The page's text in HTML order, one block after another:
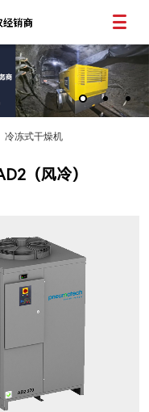
冷冻式干燥机
（风冷）